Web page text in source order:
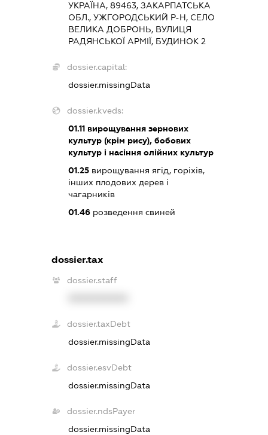
УКРАЇНА, 89463, ЗАКАРПАТСЬКА
ОБЛ., УЖГОРОДСЬКИЙ Р-Н, СЕЛО
ВЕЛИКА ДОБРОНЬ, ВУЛИЦЯ
РАДЯНСЬКОЇ АРМІЇ, БУДИНОК 2
dossier.capital:
dossier.missingData
dossier.kveds:
01.11 вирощування зернових
культур (крім рису), бобових
культур і насіння олійних культур
01.25 вирощування ягід, горіхів,
інших плодових дерев і
чагарників
01.46 розведення свиней
dossier.tax
dossier.staff
dossier.taxDebt
dossier.missingData
dossier.esvDebt
dossier.missingData
dossier.ndsPayer
dossier.missingData